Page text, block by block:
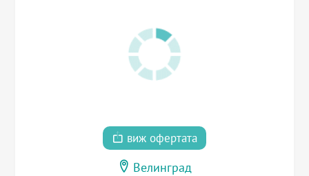
виж офертата
Велинград